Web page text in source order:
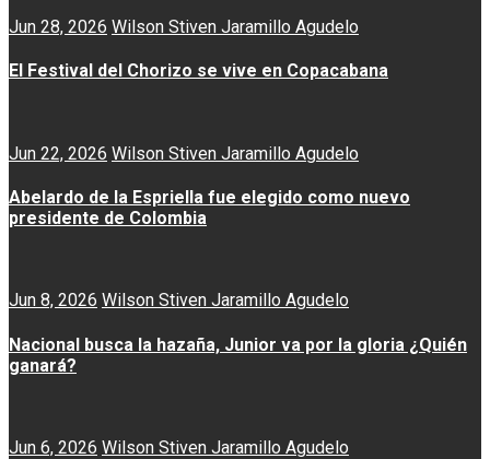
Jun 28, 2026 Wilson Stiven Jaramillo Agudelo
El Festival del Chorizo se vive en Copacabana
Jun 22, 2026 Wilson Stiven Jaramillo Agudelo
Abelardo de la Espriella fue elegido como nuevo
presidente de Colombia
Jun 8, 2026 Wilson Stiven Jaramillo Agudelo
Nacional busca la hazaña, Junior va por la gloria ¿Quién
ganará?
Jun 6, 2026 Wilson Stiven Jaramillo Agudelo